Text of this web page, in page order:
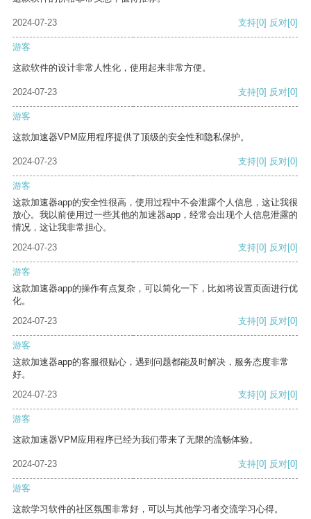
2024-07-23 支持[0] 反对[0]
游客
这款软件的设计非常人性化，使用起来非常方便。
2024-07-23 支持[0] 反对[0]
游客
这款加速器VPM应用程序提供了顶级的安全性和隐私保护。
2024-07-23 支持[0] 反对[0]
游客
这款加速器app的安全性很高，使用过程中不会泄露个人信息，这让我很
放心。我以前使用过一些其他的加速器app，经常会出现个人信息泄露的
情况，这让我非常担心。
2024-07-23
支持[0] 反对[0]
游客
这款加速器app的操作有点复杂，可以简化一下，比如将设置页面进行优
化。
2024-07-23
支持[0] 反对[0]
游客
这款加速器app的客服很贴心，遇到问题都能及时解决，服务态度非常
好。
2024-07-23
支持[0] 反对[0]
游客
这款加速器VPM应用程序已经为我们带来了无限的流畅体验。
2024-07-23 支持[0] 反对[0]
游客
这款学习软件的社区氛围非常好，可以与其他学习者交流学习心得。